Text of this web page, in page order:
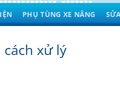
PHỤ TÙNG XE NÂNG
cách xử lý